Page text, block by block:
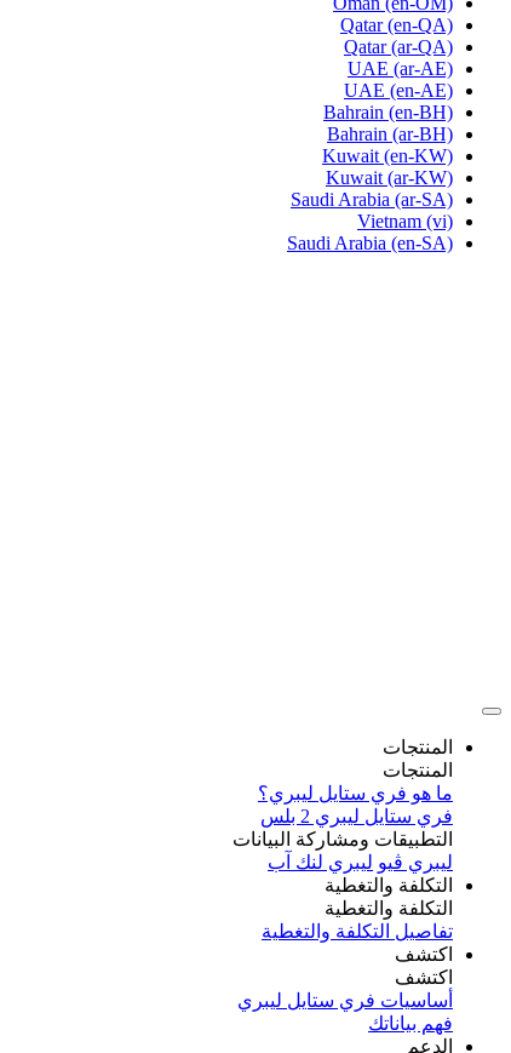
Qatar (en-QA)
Qatar (ar-QA)
UAE (ar-AE)
UAE (en-AE)
Bahrain (en-BH)
Bahrain (ar-BH)
Kuwait (en-KW)
Kuwait (ar-KW)
Saudi Arabia (ar-SA)
Vietnam (vi)
Saudi Arabia (en-SA)
المنتجات
المنتجات
ما هو فري ستايل ليبري؟
فري ستايل ليبري 2 بلس​
التطبيقات ومشاركة البيانات
ليبري ڤيو ليبري لنك آب
التكلفة والتغطية
التكلفة والتغطية
تفاصيل التكلفة والتغطية
اكتشف​
اكتشف​
أساسيات فري ستايل ليبري
فهم بياناتك
الدعم